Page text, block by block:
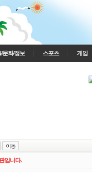
/문화/정보 스포츠 게임
이동
입니다.